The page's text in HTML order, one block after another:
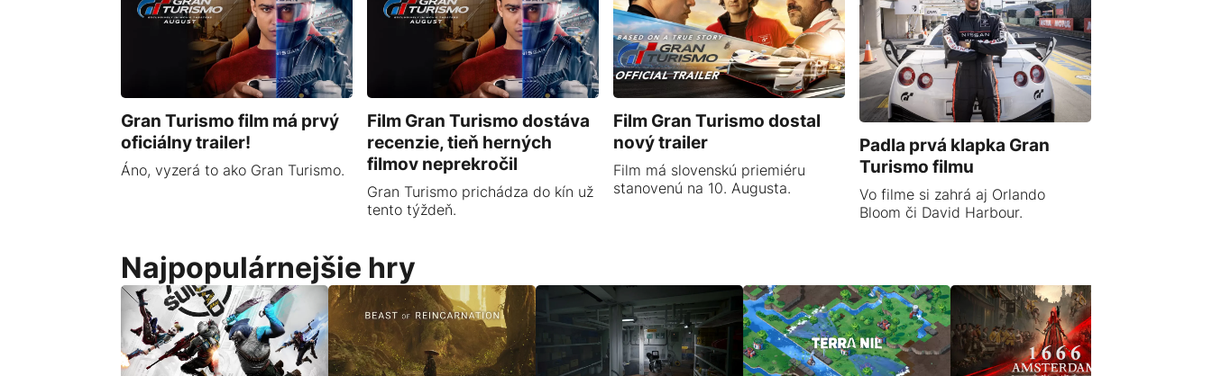
Gran Turismo film má prvý
oficiálny trailer!
Áno, vyzerá to ako Gran Turismo.
Film Gran Turismo dostáva
recenzie, tieň herných
filmov neprekročil
Gran Turismo prichádza do kín už
tento týždeň.
Film Gran Turismo dostal
nový trailer
Film má slovenskú priemiéru
stanovenú na 10. Augusta.
Padla prvá klapka Gran
Turismo filmu
Vo filme si zahrá aj Orlando
Bloom či David Harbour.
Najpopulárnejšie hry